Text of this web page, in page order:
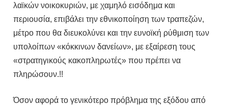
λαϊκών νοικοκυριών, με χαμηλό εισόδημα και
περιουσία, επιβάλει την εθνικοποίηση των τραπεζών,
μέτρο που θα διευκολύνει και την ευνοϊκή ρύθμιση των
υπολοίπων «κόκκινων δανείων», με εξαίρεση τους
«στρατηγικούς κακοπληρωτές» που πρέπει να
πληρώσουν.!!
Όσον αφορά το γενικότερο πρόβλημα της εξόδου από